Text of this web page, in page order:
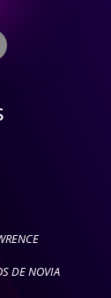
DE NOVIA